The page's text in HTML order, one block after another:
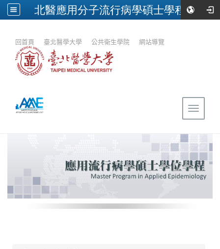
北醫應用分子流行病學碩士學程
回首頁 臺北醫學大學 公共衛生學院 網站導覽
Toggle